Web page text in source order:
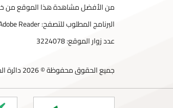
من الأفضل مشاهدة هذا الموقع من خلال
البرنامج المطلوب للتصفح: Adobe Reader
عدد زوار الموقع:3224078
جميع الحقوق محفوظة © 2026 دائرة الجمارك الأردنية